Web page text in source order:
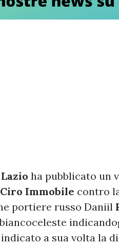
Lazio ha pubblicato un
Ciro Immobile contro
portiere russo Daniil
a sua volta la